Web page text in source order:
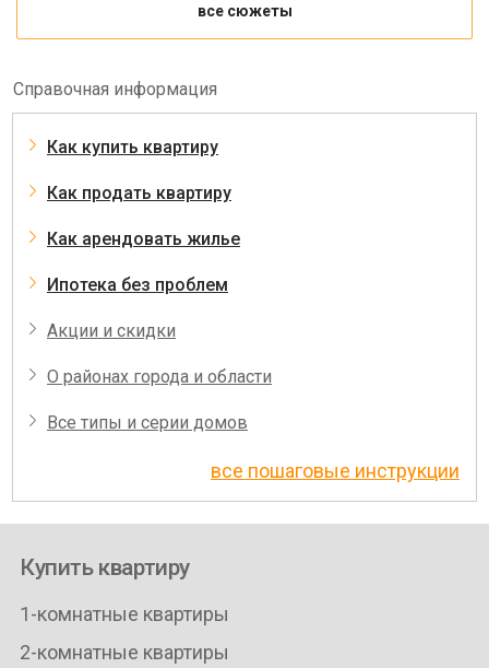
все сюжеты
Справочная информация
Как купить квартиру
Как продать квартиру
Как арендовать жилье
Ипотека без проблем
Акции и скидки
О районах города и области
Все типы и серии домов
все пошаговые инструкции
Купить квартиру
1-комнатные квартиры
2-комнатные квартиры